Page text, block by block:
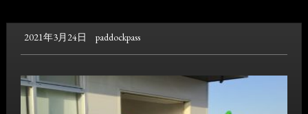
2021年3月24日 paddockpass